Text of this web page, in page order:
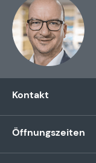
Kontakt
Öffnungszeiten